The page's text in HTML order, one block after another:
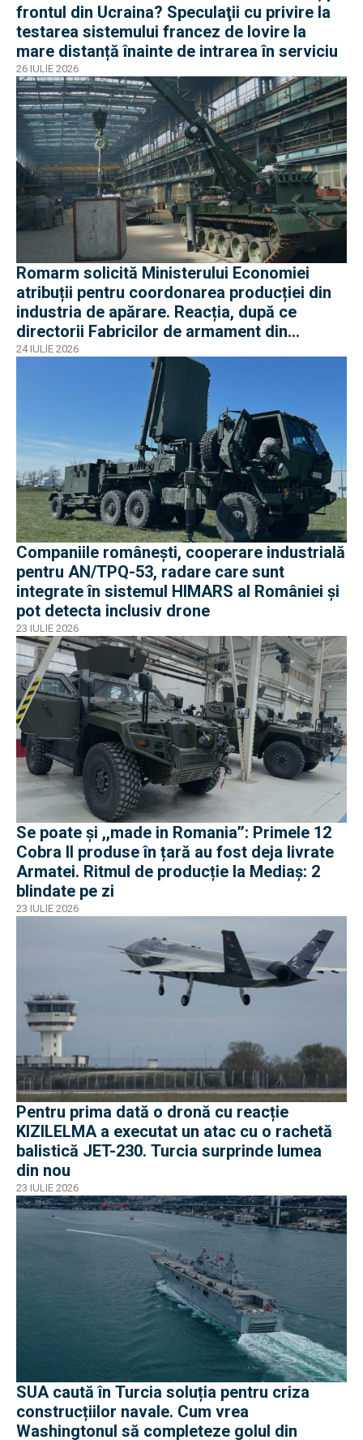
frontul din Ucraina? Speculaţii cu privire la
testarea sistemului francez de lovire la
mare distanță înainte de intrarea în serviciu
26 IULIE 2026
Romarm solicită Ministerului Economiei
atribuții pentru coordonarea producției din
industria de apărare. Reacția, după ce
directorii Fabricilor de armament din
București și Plopeni au fost reținuți de DNA
24 IULIE 2026
Companiile românești, cooperare industrială
pentru AN/TPQ-53, radare care sunt
integrate în sistemul HIMARS al României și
pot detecta inclusiv drone
23 IULIE 2026
Se poate și ,,made in Romania’’: Primele 12
Cobra II produse în țară au fost deja livrate
Armatei. Ritmul de producție la Mediaș: 2
blindate pe zi
23 IULIE 2026
Pentru prima dată o dronă cu reacție
KIZILELMA a executat un atac cu o rachetă
balistică JET-230. Turcia surprinde lumea
din nou
23 IULIE 2026
SUA caută în Turcia soluția pentru criza
construcțiilor navale. Cum vrea
Washingtonul să completeze golul din